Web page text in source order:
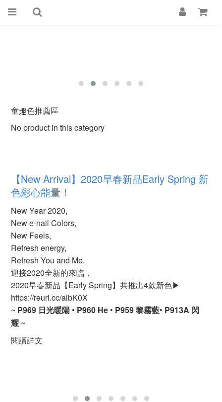
童趣色推薦區
No product in this category
【New Arrival】2020早春新品Early Spring 新
色彩心能量！
New Year 2020,
New e-nail Colors,
New Feels,
Refresh energy,
Refresh You and Me.
迎接2020全新的來臨，
2020早春新品【Early Spring】共推出4款新色▶
https://reurl.cc/albK0X
~ P969 日光暖陽 • P960 He • P959 黎霧藍• P913A 閃
耀 ~
閱讀詳文